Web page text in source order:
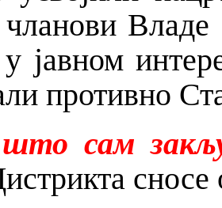
чланови
јавном
противно
сам
сносе